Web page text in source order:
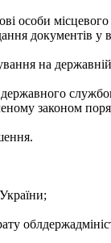
особи
документів у
на
законом